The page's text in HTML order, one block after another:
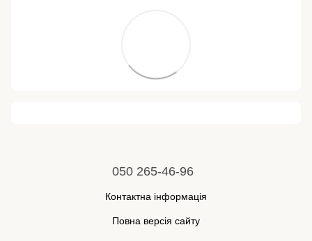
050 265-46-96
Контактна інформація
Повна версія сайту